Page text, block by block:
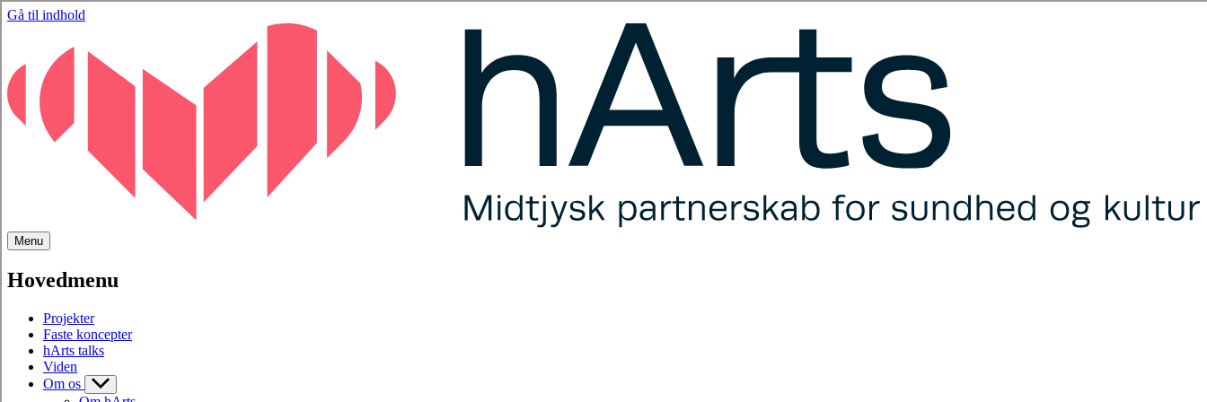
Gå til indhold
Menu
Hovedmenu
Projekter
Faste koncepter
hArts talks
Viden
Om os